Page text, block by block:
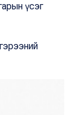
үсэг